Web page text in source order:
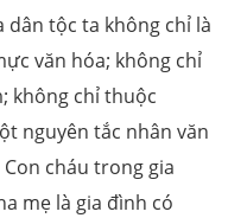
dân tộc ta không chỉ là
văn hóa; không chỉ
không chỉ thuộc
nguyên tắc nhân văn
cháu trong gia
mẹ là gia đình có